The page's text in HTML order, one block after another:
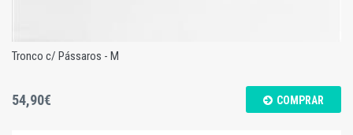
Tronco c/ Pássaros - M
54,90€ COMPRAR